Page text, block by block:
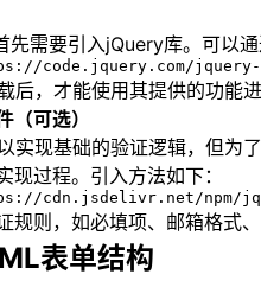
先需要引入jQuery库。可以
code.jquery.com/
后，才能使用其提供的功能进
（可选）
实现基础的验证逻辑，但为
现过程。引入方法如下：
cdn.jsdelivr.net/npm/
规则，如必填项、邮箱格式
表单结构